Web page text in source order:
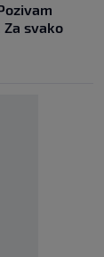
Za svako